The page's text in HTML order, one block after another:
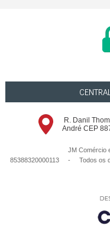
R. Danil
André CEP
JM Comércio
85388320000113 - Todos os